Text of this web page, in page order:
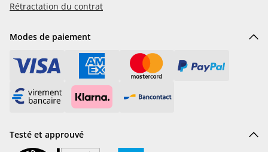
Rétractation du contrat
Modes de paiement
Testé et approuvé